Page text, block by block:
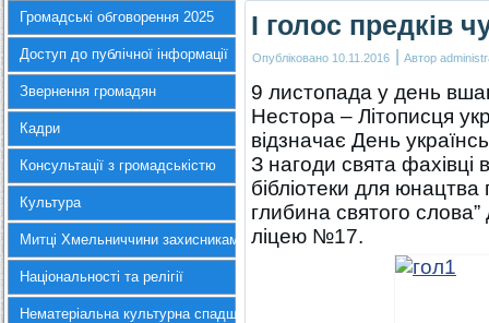
Громадські обговорення 2025
Доступ до публічної інформації
Звернення громадян
Кадри
Консультації з громадськістю
Культура
Митці Хмельниччини захисникам України
Національності та релігії
Нематеріальна культурна спадщина
І голос предків
Опубліковано 10.11.2016 | Автор
9 листопада у день
Нестора – Літописця
відзначає День
З нагоди свята фахівці
бібліотеки для
глибина святого
ліцею №17.